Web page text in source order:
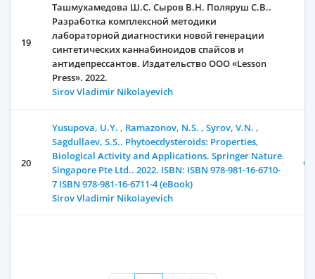
19
Ташмухамедова Ш.С. Сыров В.Н. Поляруш С.В..
Разработка комплексной методики
лабораторной диагностики новой генерации
синтетических каннабиноидов спайсов и
антидепрессантов. Издательство ООО «Lesson
Press». 2022.
Sirov Vladimir Nikolayevich
20
Yusupova, U.Y. , Ramazonov, N.S. , Syrov, V.N. ,
Sagdullaev, S.S.. Phytoecdysteroids: Properties,
Biological Activity and Applications. Springer Nature
Singapore Pte Ltd.. 2022. ISBN: ISBN 978-981-16-6710-
7 ISBN 978-981-16-6711-4 (eBook)
Sirov Vladimir Nikolayevich